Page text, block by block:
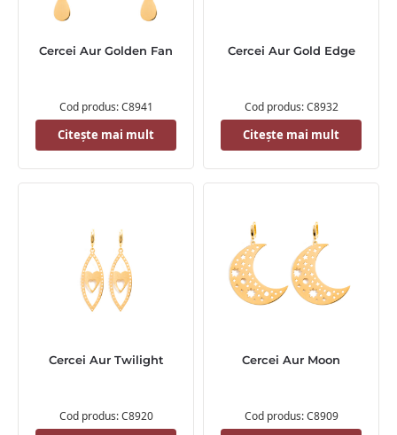
Cercei Aur Golden Fan
Cod produs: C8941
Citește mai mult
Cercei Aur Gold Edge
Cod produs: C8932
Citește mai mult
Cercei Aur Twilight
Cod produs: C8920
Cercei Aur Moon
Cod produs: C8909